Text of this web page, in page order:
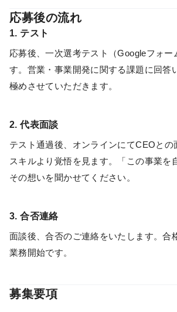
応募後の流れ
1. テスト
応募後、一次選考テスト（Googleフォー
す。営業・事業開発に関する課題に回答
極めさせていただきます。
2. 代表面談
テスト通過後、オンラインにてCEOとの
スキルより覚悟を見ます。「この事業を
その想いを聞かせてください。
3. 合否連絡
面談後、合否のご連絡をいたします。合
業務開始です。
募集要項